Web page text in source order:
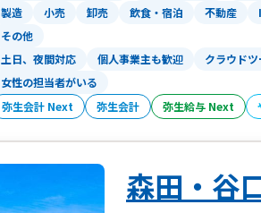
製造 小売 卸売 飲食・宿泊 不動産
その他
土日、夜間対応 個人事業主も歓迎 クラウド
女性の担当者がいる
弥生会計 Next 弥生会計 弥生給与 Next
森田・谷